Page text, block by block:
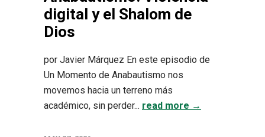
digital y el Shalom de
Dios
por Javier Márquez En este episodio de
Un Momento de Anabautismo nos
movemos hacia un terreno más
académico, sin perder... read more →